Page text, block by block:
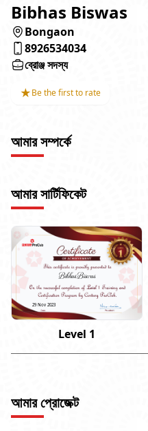
Bibhas Biswas
Bongaon
8926534034
ব্রোঞ্জ সদস্য
★Be the first to rate
আমার সম্পর্কে
আমার সার্টিফিকেট
Bibhas Biswas
29 Nov 2023
Level 1
আমার প্রোজেক্ট